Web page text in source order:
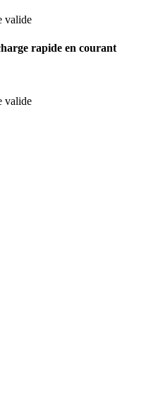
valide
rapide en courant
valide